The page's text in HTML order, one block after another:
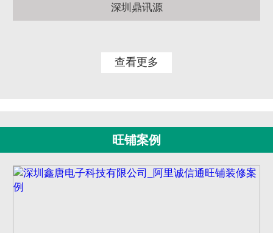
深圳鼎讯源
查看更多
旺铺案例